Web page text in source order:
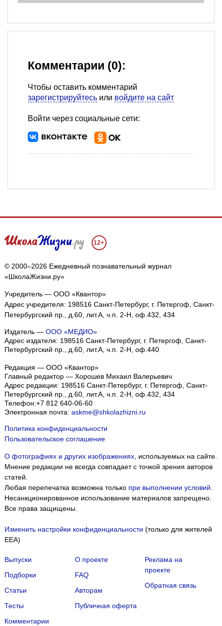
Комментарии (0):
Чтобы оставить комментарий
зарегистрируйтесь или войдите на сайт
Войти через социальные сети:
12+
© 2000–2026 Ежедневный познавательный журнал
«ШколаЖизни.ру»
Учредитель — ООО «Квантор»
Адрес учредителя: 198516 Санкт-Петербург, г. Петергоф, Санкт-
Петербургский пр., д.60, лит.А, ч.п. 2-Н, оф.432, 434
Издатель — ООО «МЕДИО»
Адрес издателя: 198516 Санкт-Петербург, г. Петергоф, Санкт-
Петербургский пр., д.60, лит.А, ч.п. 2-Н, оф.440
Редакция — ООО «Квантор»
Главный редактор — Хорошев Михаил Валерьевич
Адрес редакции: 198516 Санкт-Петербург, г. Петергоф Санкт-
Петербургский пр., д.60, лит.А, ч.п. 2-Н, оф.432, 434
Телефон:+7 812 640-06-60
Электронная почта: askme@shkolazhizni.ru
Политика конфиденциальности
Пользовательское соглашение
О фотографиях и других изображениях, используемых на сайте.
Мнение редакции не всегда совпадает с точкой зрения авторов
статей.
Любая перепечатка возможна только при выполнении условий
Несанкционированное использование материалов запрещено.
Все права защищены.
Изменить настройки конфиденциальности (только для жителей
EEA)
Выпуски
Подборки
Статьи
Тесты
Комментарии
О проекте
FAQ
Авторам
Публичная оферта
Реклама на
проекте
Обратная связь